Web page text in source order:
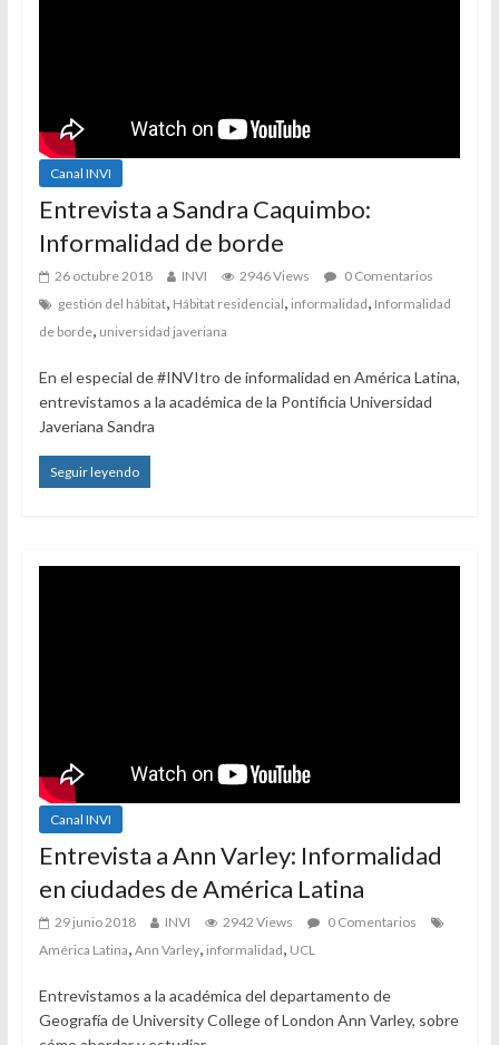
Canal INVI
Entrevista a Sandra Caquimbo:
Informalidad de borde
26 octubre 2018 INVI 2946 Views
0 Comentarios
gestión del hábitat, Hábitat residencial, informalidad, Informalidad
de borde, universidad javeriana
En el especial de #INVItro de informalidad en América Latina,
entrevistamos a la académica de la Pontificia Universidad
Javeriana Sandra
Seguir leyendo
Canal INVI
Entrevista a Ann Varley: Informalidad
en ciudades de América Latina
29 junio 2018 INVI 2942 Views
0 Comentarios
América Latina, Ann Varley, informalidad, UCL
Entrevistamos a la académica del departamento de
Geografía de University College of London Ann Varley, sobre